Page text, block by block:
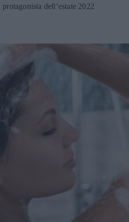
dell’estate 2022